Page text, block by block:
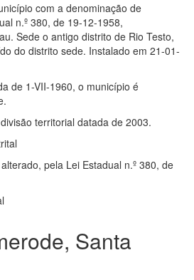
com a denominação de
n.º 380, de 19-12-1958,
Sede o antigo distrito de Rio Testo,
do distrito sede. Instalado em 21-01-
de 1-VII-1960, o município é
territorial datada de 2003.
pela Lei Estadual n.º 380, de
Santa